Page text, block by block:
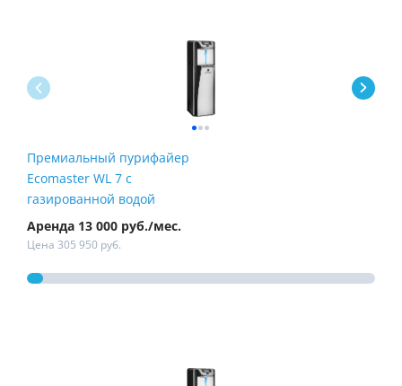
Премиальный пурифайер
Ecomaster WL 7 с
газированной водой
Аренда 13 000 руб./мес.
Цена 305 950 руб.